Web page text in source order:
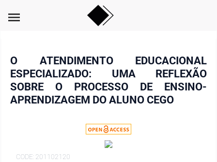
menu
O ATENDIMENTO EDUCACIONAL
ESPECIALIZADO: UMA REFLEXÃO
SOBRE O PROCESSO DE ENSINO-
APRENDIZAGEM DO ALUNO CEGO
CODE: 201102120